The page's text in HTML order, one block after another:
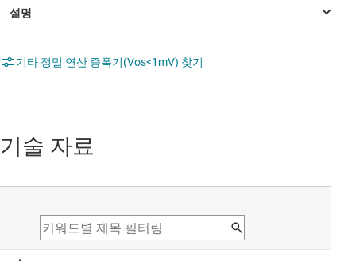
기타 정밀 연산 증폭기(Vos<1mV) 찾기
기술 자료